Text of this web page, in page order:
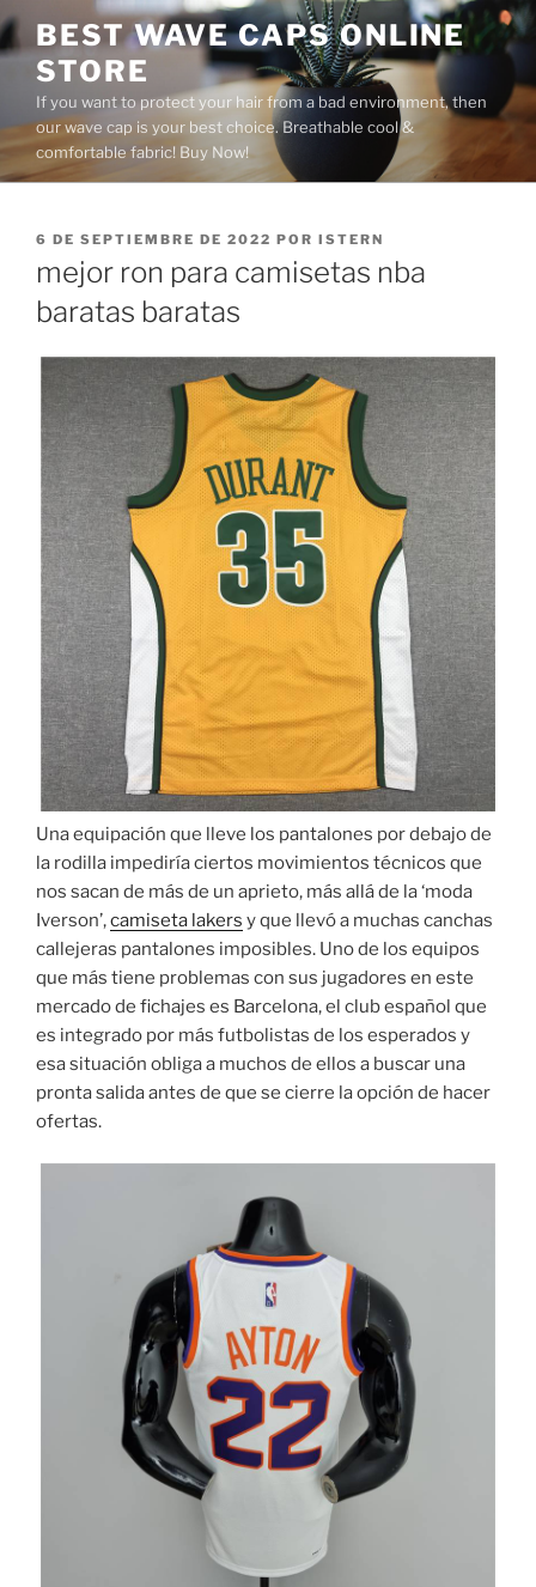
Saltar
al
contenido
BEST WAVE CAPS ONLINE
STORE
If you want to protect your hair from a bad environment, then
our wave cap is your best choice. Breathable cool &
comfortable fabric! Buy Now!
PUBLICADO
6 DE SEPTIEMBRE DE 2022 POR ISTERN
mejor ron para camisetas nba
baratas baratas
Una equipación que lleve los pantalones por debajo de
la rodilla impediría ciertos movimientos técnicos que
nos sacan de más de un aprieto, más allá de la ‘moda
Iverson’,camiseta lakers y que llevó a muchas canchas
callejeras pantalones imposibles. Uno de los equipos
que más tiene problemas con sus jugadores en este
mercado de fichajes es Barcelona, el club español que
es integrado por más futbolistas de los esperados y
esa situación obliga a muchos de ellos a buscar una
pronta salida antes de que se cierre la opción de hacer
ofertas.